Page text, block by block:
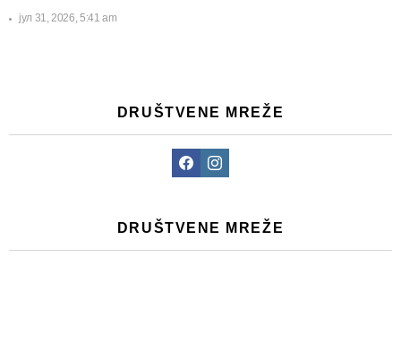
јул 31, 2026, 5:41 am
DRUŠTVENE MREŽE
FacebookInstagram
DRUŠTVENE MREŽE